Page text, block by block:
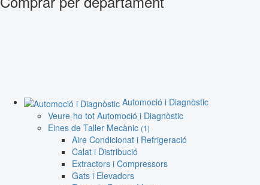
Automoció i Diagnòstic
Veure-ho tot Automoció i Diagnòstic
Eines de Taller Mecànic (1)
Aire Condicionat i Refrigeració
Calat i Distribució
Extractors i Compressors
Gats i Elevadors